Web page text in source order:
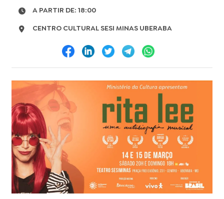
A PARTIR DE: 18:00
CENTRO CULTURAL SESI MINAS UBERABA